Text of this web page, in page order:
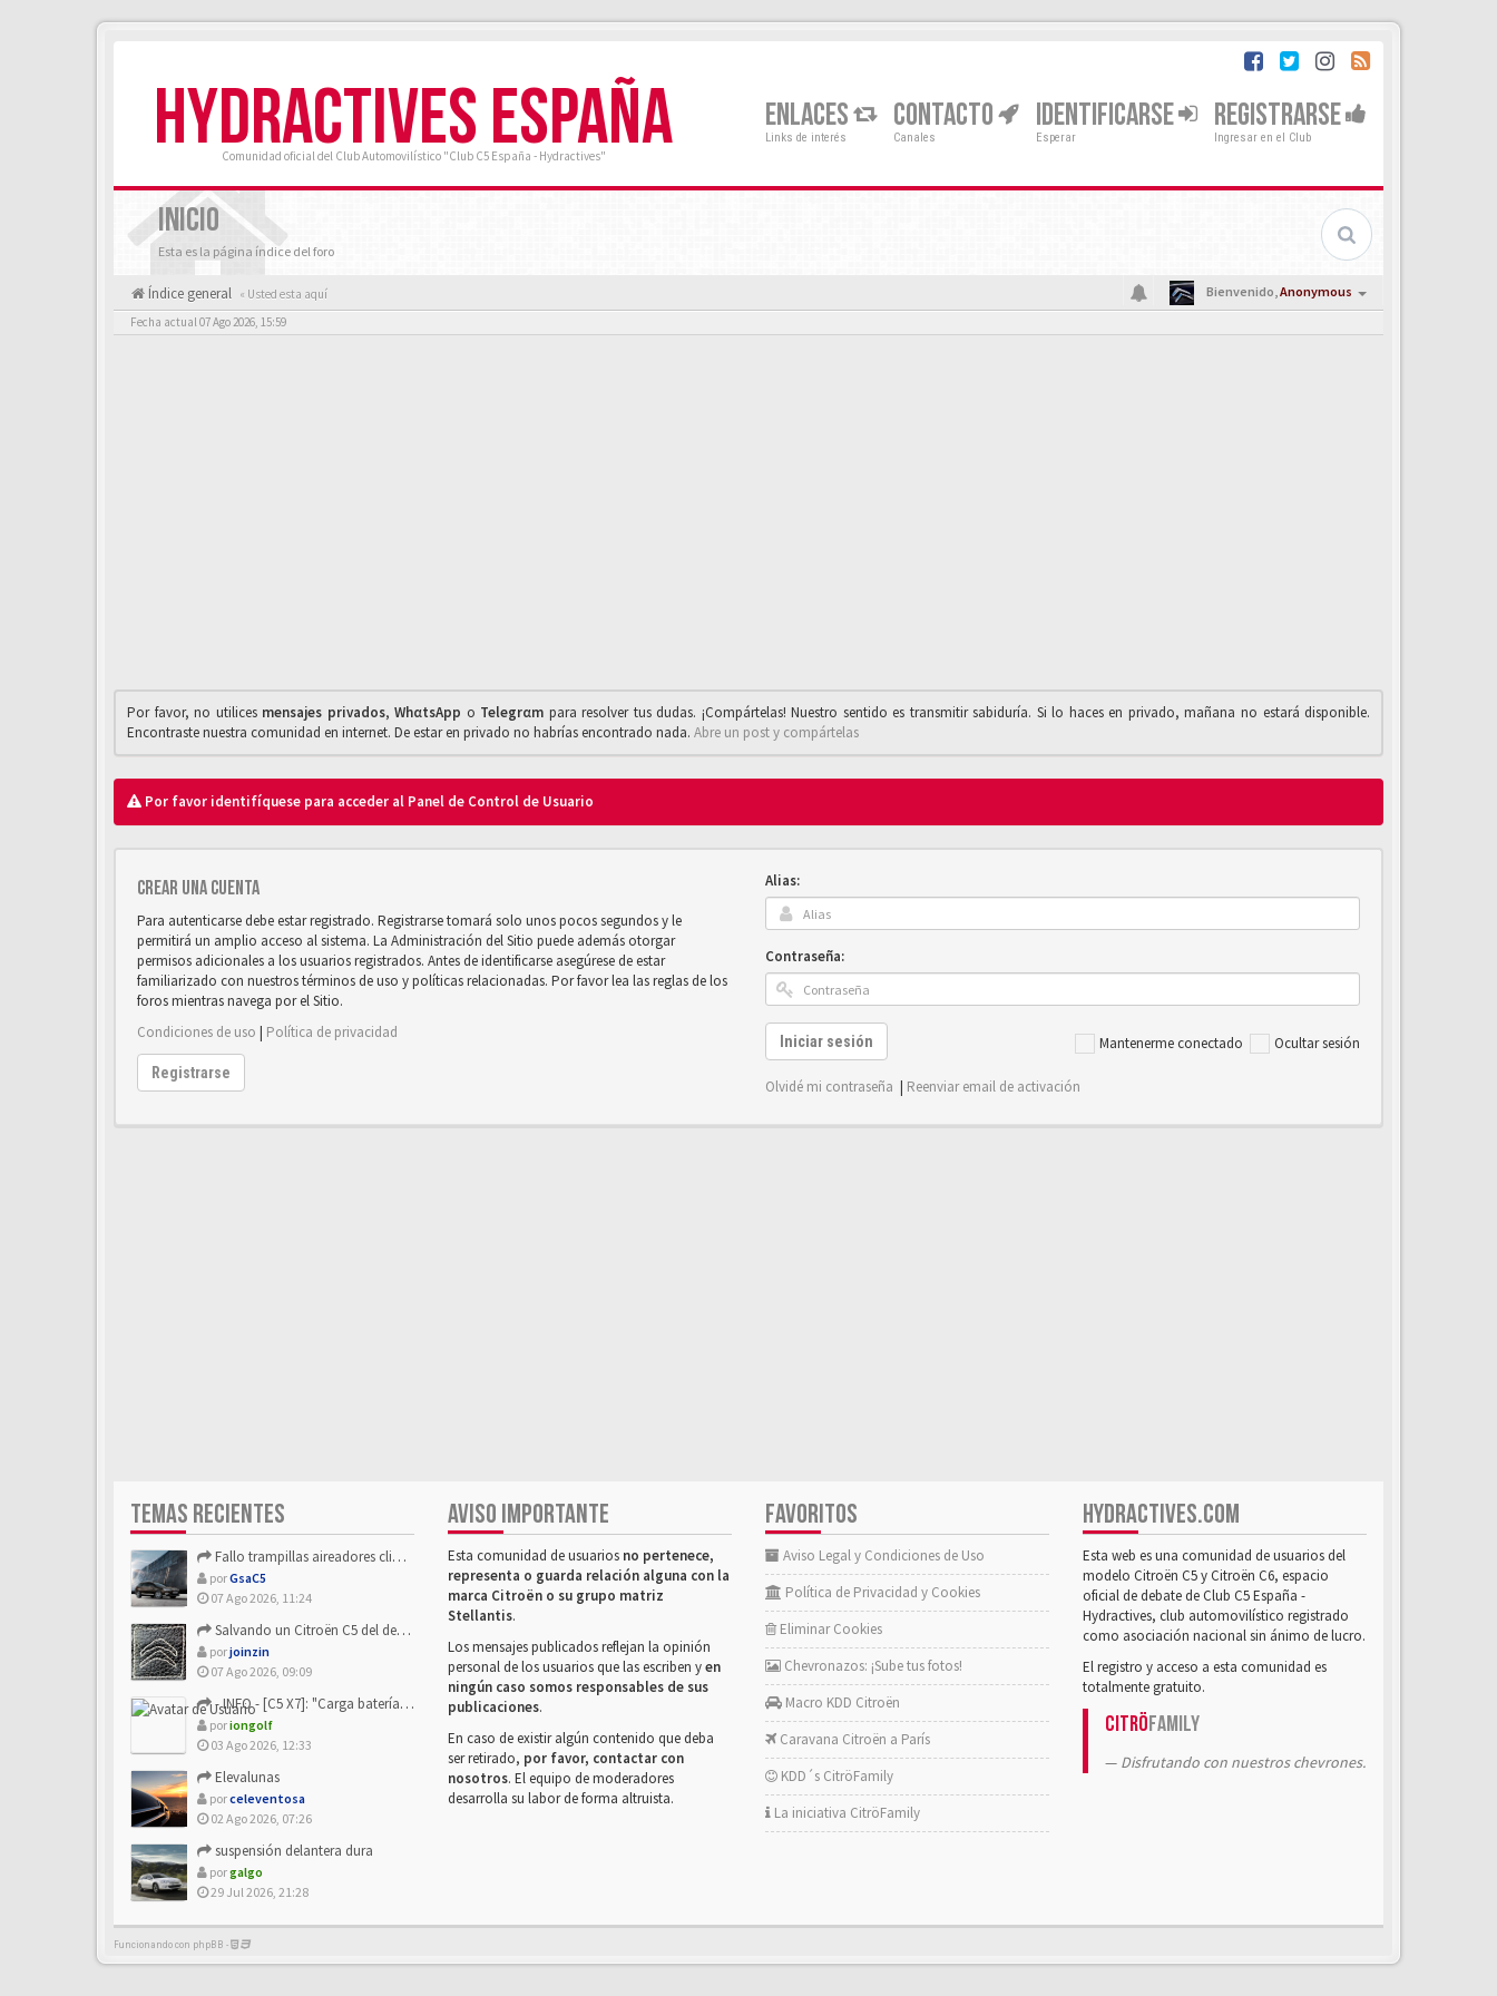
HYDRACTIVES ESPAÑA
Comunidad oficial del Club Automovilístico "Club C5 España - Hydractives"
ENLACES
Links de interés
CONTACTO
Canales
IDENTIFICARSE
Esperar
REGISTRARSE
Ingresar en el Club
INICIO
Esta es la página índice del foro
Índice general « Usted esta aquí Bienvenido,Anonymous
Fecha actual 07 Ago 2026, 15:59
Por favor, no utilices mensajes privados,WhαtsApp o Telegrαm para resolver tus dudas. ¡Compártelas! Nuestro sentido es transmitir sabiduría. Si lo haces en privado, mañana no estará disponible.
Encontraste nuestra comunidad en internet. De estar en privado no habrías encontrado nada. Abre un post y compártelas
Por favor identifíquese para acceder al Panel de Control de Usuario
Crear una cuenta
Para autenticarse debe estar registrado. Registrarse tomará solo unos pocos segundos y le
permitirá un amplio acceso al sistema. La Administración del Sitio puede además otorgar
permisos adicionales a los usuarios registrados. Antes de identificarse asegúrese de estar
familiarizado con nuestros términos de uso y políticas relacionadas. Por favor lea las reglas de los
foros mientras navega por el Sitio.
Condiciones de uso | Política de privacidad
Registrarse
Alias:
Contraseña:
Mantenerme conectado Ocultar sesión
Iniciar sesión
Olvidé mi contraseña | Reenviar email de activación
TEMAS RECIENTES
Fallo trampillas aireadores climatizador
porGsaC5
07 Ago 2026, 11:24
Salvando un Citroën C5 del desguace: Presentación y seguimiento
porjoinzin
07 Ago 2026, 09:09
- INFO - [C5 X7]: "Carga batería o alimentación eléctri...
poriongolf
03 Ago 2026, 12:33
Elevalunas
porceleventosa
02 Ago 2026, 07:26
suspensión delantera dura
porgalgo
29 Jul 2026, 21:28
AVISO IMPORTANTE
Esta comunidad de usuarios no pertenece,
representa o guarda relación alguna con la
marca Citroën o su grupo matriz
Stellantis.
Los mensajes publicados reflejan la opinión
personal de los usuarios que las escriben yen
ningún caso somos responsables de sus
publicaciones.
En caso de existir algún contenido que deba
ser retirado, por favor, contactar con
nosotros. El equipo de moderadores
desarrolla su labor de forma altruista.
FAVORITOS
Aviso Legal y Condiciones de Uso
Política de Privacidad y Cookies
Eliminar Cookies
Chevronazos: ¡Sube tus fotos!
Macro KDD Citroën
Caravana Citroën a París
KDD´s CitröFamily
La iniciativa CitröFamily
HYDRACTIVES.COM
Esta web es una comunidad de usuarios del
modelo Citroën C5 y Citroën C6, espacio
oficial de debate de Club C5 España -
Hydractives, club automovilístico registrado
como asociación nacional sin ánimo de lucro.
El registro y acceso a esta comunidad es
totalmente gratuito.
CitröFamily
Disfrutando con nuestros chevrones.
Funcionando con phpBB -